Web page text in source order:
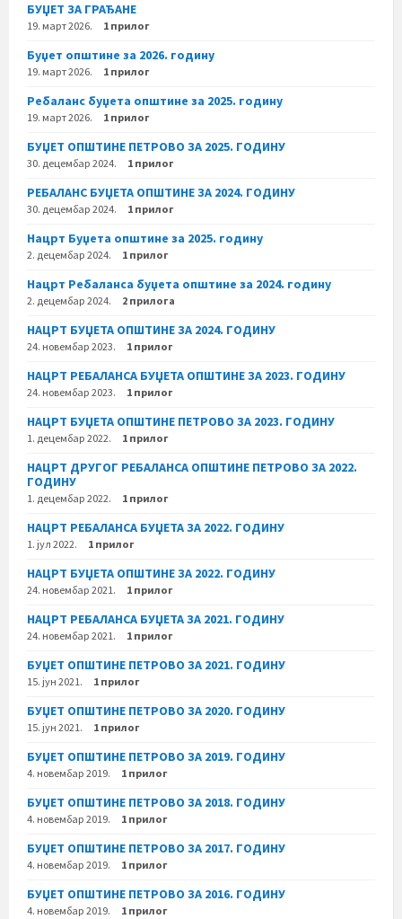
БУЏЕТ ЗА ГРАЂАНЕ
19. март 2026. 1 прилог
Буџет општине за 2026. годину
19. март 2026. 1 прилог
Ребаланс буџета општине за 2025. годину
19. март 2026. 1 прилог
БУЏЕТ ОПШТИНЕ ПЕТРОВО ЗА 2025. ГОДИНУ
30. децембар 2024. 1 прилог
РЕБАЛАНС БУЏЕТА ОПШТИНЕ ЗА 2024. ГОДИНУ
30. децембар 2024. 1 прилог
Нацрт Буџета општине за 2025. годину
2. децембар 2024. 1 прилог
Нацрт Ребаланса буџета општине за 2024. годину
2. децембар 2024. 2 прилога
НАЦРТ БУЏЕТА ОПШТИНЕ ЗА 2024. ГОДИНУ
24. новембар 2023. 1 прилог
НАЦРТ РЕБАЛАНСА БУЏЕТА ОПШТИНЕ ЗА 2023. ГОДИНУ
24. новембар 2023. 1 прилог
НАЦРТ БУЏЕТА ОПШТИНЕ ПЕТРОВО ЗА 2023. ГОДИНУ
1. децембар 2022. 1 прилог
НАЦРТ ДРУГОГ РЕБАЛАНСА ОПШТИНЕ ПЕТРОВО ЗА 2022.
ГОДИНУ
1. децембар 2022. 1 прилог
НАЦРТ РЕБАЛАНСА БУЏЕТА ЗА 2022. ГОДИНУ
1. јул 2022. 1 прилог
НАЦРТ БУЏЕТА ОПШТИНЕ ЗА 2022. ГОДИНУ
24. новембар 2021. 1 прилог
НАЦРТ РЕБАЛАНСА БУЏЕТА ЗА 2021. ГОДИНУ
24. новембар 2021. 1 прилог
БУЏЕТ ОПШТИНЕ ПЕТРОВО ЗА 2021. ГОДИНУ
15. јун 2021. 1 прилог
БУЏЕТ ОПШТИНЕ ПЕТРОВО ЗА 2020. ГОДИНУ
15. јун 2021. 1 прилог
БУЏЕТ ОПШТИНЕ ПЕТРОВО ЗА 2019. ГОДИНУ
4. новембар 2019. 1 прилог
БУЏЕТ ОПШТИНЕ ПЕТРОВО ЗА 2018. ГОДИНУ
4. новембар 2019. 1 прилог
БУЏЕТ ОПШТИНЕ ПЕТРОВО ЗА 2017. ГОДИНУ
4. новембар 2019. 1 прилог
БУЏЕТ ОПШТИНЕ ПЕТРОВО ЗА 2016. ГОДИНУ
4. новембар 2019. 1 прилог